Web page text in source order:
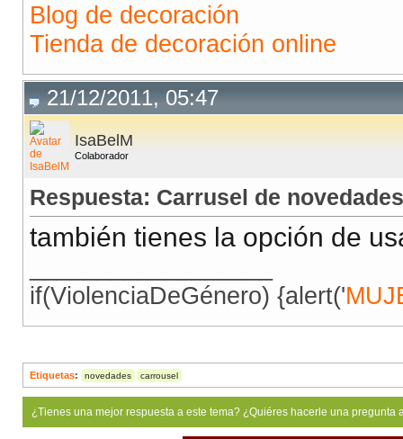
Blog de decoración
Tienda de decoración online
21/12/2011, 05:47
IsaBelM
Colaborador
Respuesta: Carrusel de novedades
también tienes la opción de
if(ViolenciaDeGénero) {alert('
Etiquetas: novedades carrousel
¿Tienes una mejor respuesta a este tema? ¿Quiéres hacerle una